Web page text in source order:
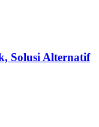
Solusi Alternatif